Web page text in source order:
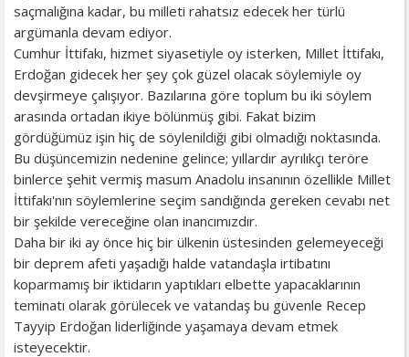
saçmalığına kadar, bu milleti rahatsız edecek her türlü
argümanla devam ediyor.
Cumhur İttifakı, hizmet siyasetiyle oy isterken, Millet İttifakı,
Erdoğan gidecek her şey çok güzel olacak söylemiyle oy
devşirmeye çalışıyor. Bazılarına göre toplum bu iki söylem
arasında ortadan ikiye bölünmüş gibi. Fakat bizim
gördüğümüz işin hiç de söylenildiği gibi olmadığı noktasında.
Bu düşüncemizin nedenine gelince; yıllardır ayrılıkçı teröre
binlerce şehit vermiş masum Anadolu insanının özellikle Millet
İttifakı'nın söylemlerine seçim sandığında gereken cevabı net
bir şekilde vereceğine olan inancımızdır.
Daha bir iki ay önce hiç bir ülkenin üstesinden gelemeyeceği
bir deprem afeti yaşadığı halde vatandaşla irtibatını
koparmamış bir iktidarın yaptıkları elbette yapacaklarının
teminatı olarak görülecek ve vatandaş bu güvenle Recep
Tayyip Erdoğan liderliğinde yaşamaya devam etmek
isteyecektir.